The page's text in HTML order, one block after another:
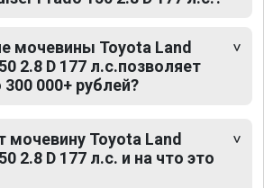
мочевины Toyota Land
2.8 D 177 л.с.позволяет
000+ рублей?
Toyota Land
2.8 D 177 л.с. и на что это